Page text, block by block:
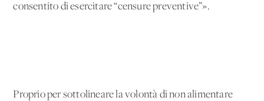
consentito di esercitare “censure preventive”».
Proprio per sottolineare la volontà di non alimentare